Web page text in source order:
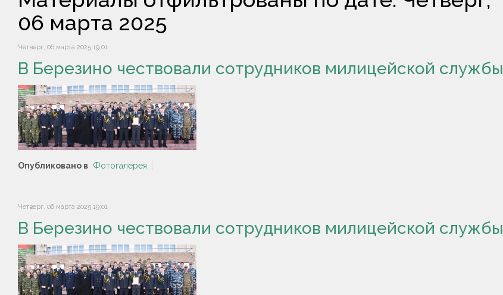
06 марта 2025
Четверг, 06 марта 2025 19:01
В Березино чествовали сотрудников милицейской службы
Опубликовано в Фотогалерея
Четверг, 06 марта 2025 19:01
В Березино чествовали сотрудников милицейской службы